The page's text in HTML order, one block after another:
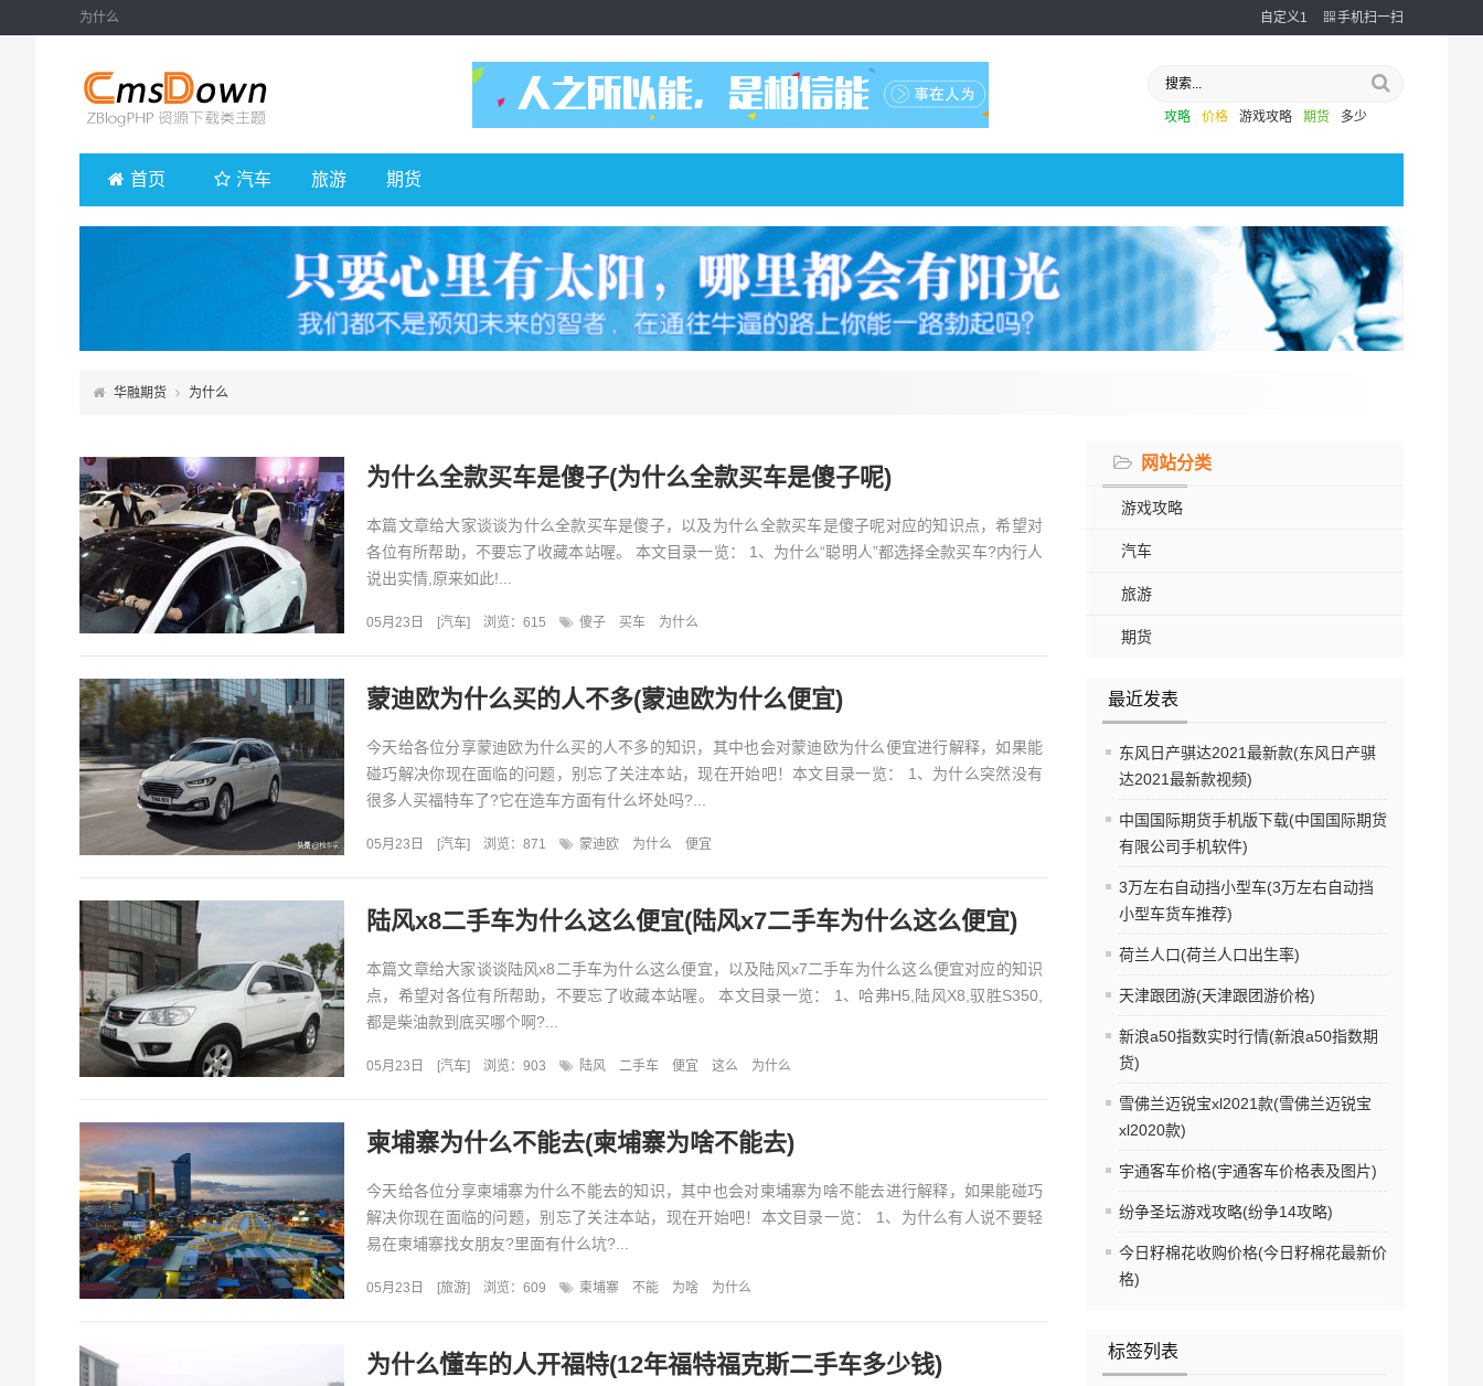
为什么 自定义1 手机扫一扫
攻略 价格 游戏攻略 期货 多少
首页 汽车 旅游 期货
华融期货 为什么
网站分类
游戏攻略
汽车
旅游
期货
最近发表
东风日产骐达2021最新款(东风日产骐
达2021最新款视频)
中国国际期货手机版下载(中国国际期货
有限公司手机软件)
3万左右自动挡小型车(3万左右自动挡
小型车货车推荐)
荷兰人口(荷兰人口出生率)
天津跟团游(天津跟团游价格)
新浪a50指数实时行情(新浪a50指数期
货)
雪佛兰迈锐宝xl2021款(雪佛兰迈锐宝
xl2020款)
宇通客车价格(宇通客车价格表及图片)
纷争圣坛游戏攻略(纷争14攻略)
今日籽棉花收购价格(今日籽棉花最新价
格)
标签列表
为什么全款买车是傻子(为什么全款买车是傻子呢)
本篇文章给大家谈谈为什么全款买车是傻子，以及为什么全款买车是傻子呢对应的知识点，希望对
各位有所帮助，不要忘了收藏本站喔。 本文目录一览： 1、为什么“聪明人”都选择全款买车?内行人
说出实情,原来如此!...
05月23日 [汽车] 浏览：615 傻子 买车 为什么
蒙迪欧为什么买的人不多(蒙迪欧为什么便宜)
今天给各位分享蒙迪欧为什么买的人不多的知识，其中也会对蒙迪欧为什么便宜进行解释，如果能
碰巧解决你现在面临的问题，别忘了关注本站，现在开始吧！本文目录一览： 1、为什么突然没有
很多人买福特车了?它在造车方面有什么坏处吗?...
05月23日 [汽车] 浏览：871 蒙迪欧 为什么 便宜
陆风x8二手车为什么这么便宜(陆风x7二手车为什么这么便宜)
本篇文章给大家谈谈陆风x8二手车为什么这么便宜，以及陆风x7二手车为什么这么便宜对应的知识
点，希望对各位有所帮助，不要忘了收藏本站喔。 本文目录一览： 1、哈弗H5,陆风X8,驭胜S350,
都是柴油款到底买哪个啊?...
05月23日 [汽车] 浏览：903 陆风 二手车 便宜 这么 为什么
柬埔寨为什么不能去(柬埔寨为啥不能去)
今天给各位分享柬埔寨为什么不能去的知识，其中也会对柬埔寨为啥不能去进行解释，如果能碰巧
解决你现在面临的问题，别忘了关注本站，现在开始吧！本文目录一览： 1、为什么有人说不要轻
易在柬埔寨找女朋友?里面有什么坑?...
05月23日 [旅游] 浏览：609 柬埔寨 不能 为啥 为什么
为什么懂车的人开福特(12年福特福克斯二手车多少钱)